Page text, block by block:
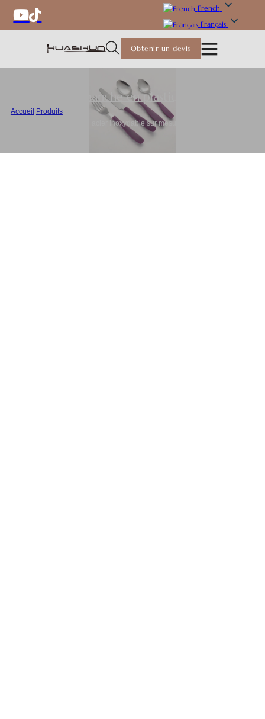
French
Français
Obtenir un devis
Couverts à manche en plastique
Accueil Produits/
Fabricant de couverts en acier inoxydable sur mesure | Huashun Cutlery